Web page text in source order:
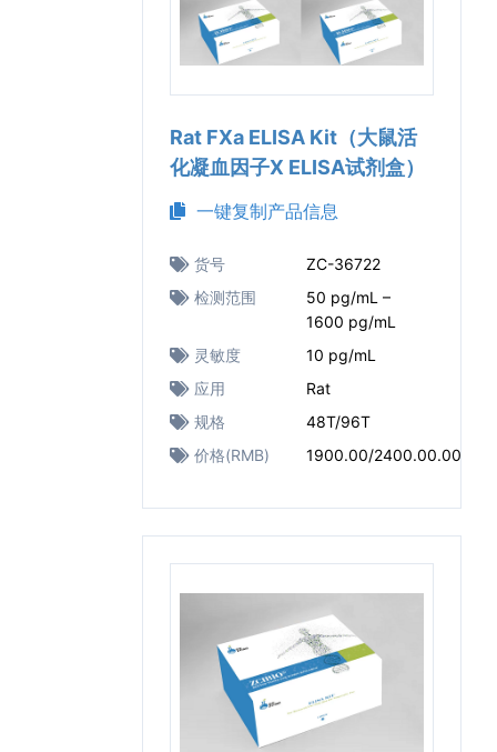
Rat FXa ELISA Kit（大鼠活
化凝血因子X ELISA试剂盒）
一键复制产品信息
货号
ZC-36722
检测范围
50 pg/mL –
1600 pg/mL
灵敏度
10 pg/mL
应用
Rat
规格
48T/96T
价格(RMB)
1900.00/2400.00.00